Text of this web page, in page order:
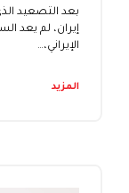
بعد التصعيد
إيران، لم يعد
الإيراني،…
المزيد